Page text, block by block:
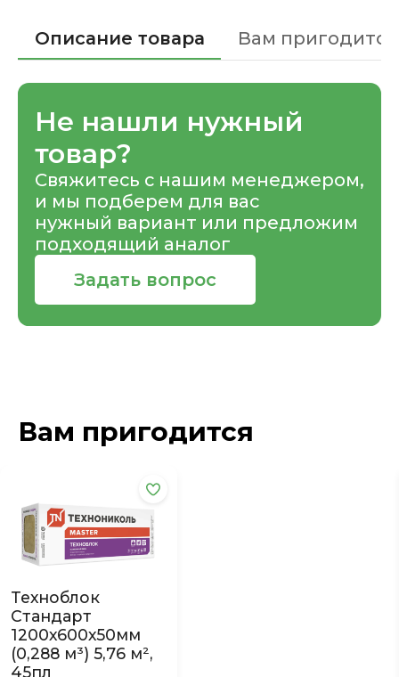
Описание товара Вам пригодится
Не нашли нужный
товар?
Свяжитесь с нашим менеджером,
и мы подберем для вас
нужный вариант или предложим
подходящий аналог
Задать вопрос
Вам пригодится
Техноблок
Стандарт
1200х600х50мм
(0,288 м³) 5,76 м²,
45пл